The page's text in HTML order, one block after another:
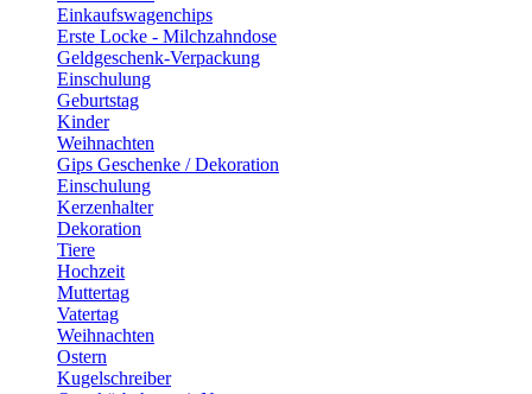
Einkaufswagenchips
Erste Locke - Milchzahndose
Geldgeschenk-Verpackung
Einschulung
Geburtstag
Kinder
Weihnachten
Gips Geschenke / Dekoration
Einschulung
Kerzenhalter
Dekoration
Tiere
Hochzeit
Muttertag
Vatertag
Weihnachten
Ostern
Kugelschreiber